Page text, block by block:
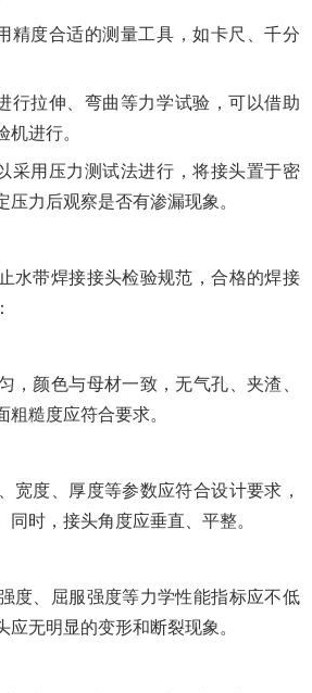
度合适的测量工具，如卡尺、千分
拉伸、弯曲等力学试验，可以借助
机进行。
用压力测试法进行，将接头置于密
压力后观察是否有渗漏现象。
带焊接接头检验规范，合格的焊接
颜色与母材一致，无气孔、夹渣、
糙度应符合要求。
度、厚度等参数应符合设计要求，
同时，接头角度应垂直、平整。
、屈服强度等力学性能指标应不低
应无明显的变形和断裂现象。